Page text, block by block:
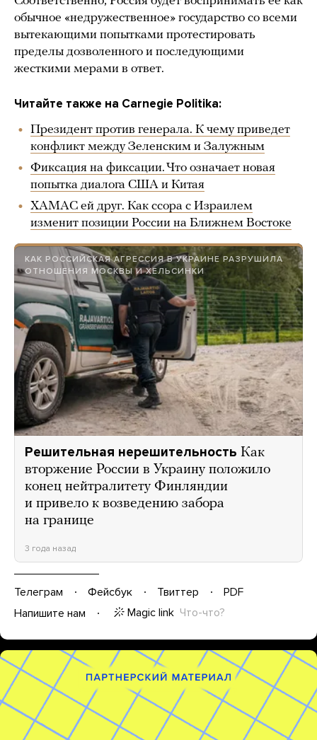
обычное «недружественное» государство со всеми
вытекающими попытками протестировать
пределы дозволенного и последующими
жесткими мерами в ответ.
Читайте также на Carnegie Politika:
Президент против генерала. К чему приведет
конфликт между Зеленским и Залужным
Фиксация на фиксации. Что означает новая
попытка диалога США и Китая
ХАМАС ей друг. Как ссора с Израилем
изменит позиции России на Ближнем Востоке
КАК РОССИЙСКАЯ АГРЕССИЯ В УКРАИНЕ РАЗРУШИЛА
ОТНОШЕНИЯ МОСКВЫ И ХЕЛЬСИНКИ
Решительная нерешительность Как
вторжение России в Украину положило
конец нейтралитету Финляндии
и привело к возведению забора
на границе
3 года назад
Телеграм Фейсбук Твиттер
PDF
Напишите нам
Magic link Что-что?